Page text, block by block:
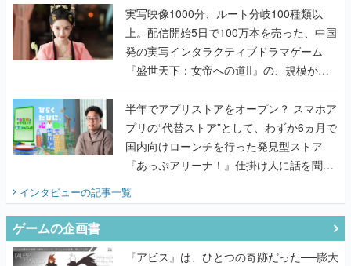
んだレジェンド2人に訊く開発秘話
実写映像1000分、ルート分岐100種類以
上。配信開始5日で100万本を売った、中国
発の実写インタラクティブドラマゲーム
『盛世天下：女帝への道II』の、規模が違
うこだわりをプロデューサーに聞いた
半年でアプリストアをオープン？ スマホア
プリの“代替ストア”として、わずか6ヵ月で
国内向けローンチを行った発見型ストア
『あっぷアリーナ！』仕掛け人に話を聞い
てみた
インタビューの記事一覧
ゲームの企画書
『アビス』は、ひとつの奇跡だった──膨大